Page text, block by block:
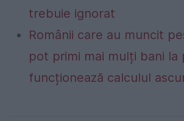
trebuie ignorat
Românii care au muncit
pot primi mai mulți bani la
funcționează calculul